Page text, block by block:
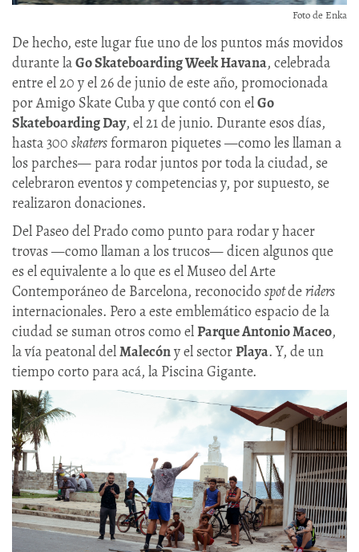
Foto de Enka
De hecho, este lugar fue uno de los puntos más movidos
durante laGo Skateboarding Week Havana, celebrada
entre el 20 y el 26 de junio de este año, promocionada
por Amigo Skate Cuba y que contó con elGo
Skateboarding Day, el 21 de junio. Durante esos días,
hasta 300 skatersformaron piquetes —como les llaman a
los parches— para rodar juntos por toda la ciudad, se
celebraron eventos y competencias y, por supuesto, se
realizaron donaciones.
Del Paseo del Prado como punto para rodar y hacer
trovas —como llaman a los trucos— dicen algunos que
es el equivalente a lo que es el Museo del Arte
Contemporáneo de Barcelona, reconocidospotderiders
internacionales. Pero a este emblemático espacio de la
ciudad se suman otros como elParque Antonio Maceo,
la vía peatonal delMalecóny el sectorPlaya. Y, de un
tiempo corto para acá, la Piscina Gigante.